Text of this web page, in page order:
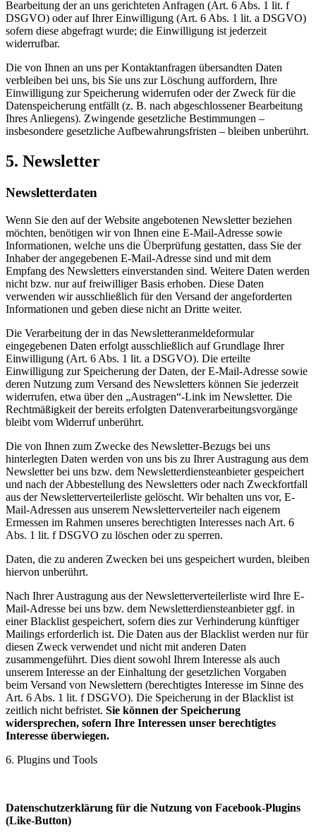
Bearbeitung der an uns gerichteten Anfragen (Art. 6 Abs. 1 lit. f
DSGVO) oder auf Ihrer Einwilligung (Art. 6 Abs. 1 lit. a DSGVO)
sofern diese abgefragt wurde; die Einwilligung ist jederzeit
widerrufbar.
Die von Ihnen an uns per Kontaktanfragen übersandten Daten
verbleiben bei uns, bis Sie uns zur Löschung auffordern, Ihre
Einwilligung zur Speicherung widerrufen oder der Zweck für die
Datenspeicherung entfällt (z. B. nach abgeschlossener Bearbeitung
Ihres Anliegens). Zwingende gesetzliche Bestimmungen –
insbesondere gesetzliche Aufbewahrungsfristen – bleiben unberührt.
5. Newsletter
Newsletter­daten
Wenn Sie den auf der Website angebotenen Newsletter beziehen
möchten, benötigen wir von Ihnen eine E-Mail-Adresse sowie
Informationen, welche uns die Überprüfung gestatten, dass Sie der
Inhaber der angegebenen E-Mail-Adresse sind und mit dem
Empfang des Newsletters einverstanden sind. Weitere Daten werden
nicht bzw. nur auf freiwilliger Basis erhoben. Diese Daten
verwenden wir ausschließlich für den Versand der angeforderten
Informationen und geben diese nicht an Dritte weiter.
Die Verarbeitung der in das Newsletteranmeldeformular
eingegebenen Daten erfolgt ausschließlich auf Grundlage Ihrer
Einwilligung (Art. 6 Abs. 1 lit. a DSGVO). Die erteilte
Einwilligung zur Speicherung der Daten, der E-Mail-Adresse sowie
deren Nutzung zum Versand des Newsletters können Sie jederzeit
widerrufen, etwa über den „Austragen“-Link im Newsletter. Die
Rechtmäßigkeit der bereits erfolgten Datenverarbeitungsvorgänge
bleibt vom Widerruf unberührt.
Die von Ihnen zum Zwecke des Newsletter-Bezugs bei uns
hinterlegten Daten werden von uns bis zu Ihrer Austragung aus dem
Newsletter bei uns bzw. dem Newsletterdiensteanbieter gespeichert
und nach der Abbestellung des Newsletters oder nach Zweckfortfall
aus der Newsletterverteilerliste gelöscht. Wir behalten uns vor, E-
Mail-Adressen aus unserem Newsletterverteiler nach eigenem
Ermessen im Rahmen unseres berechtigten Interesses nach Art. 6
Abs. 1 lit. f DSGVO zu löschen oder zu sperren.
Daten, die zu anderen Zwecken bei uns gespeichert wurden, bleiben
hiervon unberührt.
Nach Ihrer Austragung aus der Newsletterverteilerliste wird Ihre E-
Mail-Adresse bei uns bzw. dem Newsletterdiensteanbieter ggf. in
einer Blacklist gespeichert, sofern dies zur Verhinderung künftiger
Mailings erforderlich ist. Die Daten aus der Blacklist werden nur für
diesen Zweck verwendet und nicht mit anderen Daten
zusammengeführt. Dies dient sowohl Ihrem Interesse als auch
unserem Interesse an der Einhaltung der gesetzlichen Vorgaben
beim Versand von Newslettern (berechtigtes Interesse im Sinne des
Art. 6 Abs. 1 lit. f DSGVO). Die Speicherung in der Blacklist ist
zeitlich nicht befristet. Sie können der Speicherung
widersprechen, sofern Ihre Interessen unser berechtigtes
Interesse überwiegen.
6. Plugins und Tools
Datenschutzerklärung für die Nutzung von Facebook-Plugins
(Like-Button)